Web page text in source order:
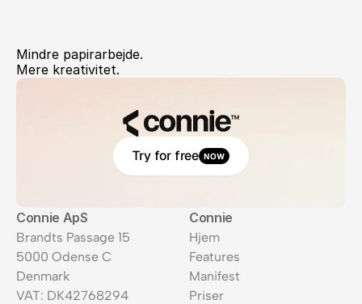
Mindre papirarbejde.
Mere kreativitet.
Try for free NOW
Connie ApS
Brandts Passage 15
5000 Odense C
Denmark
VAT: DK42768294
Connie
Hjem
Features
Manifest
Priser